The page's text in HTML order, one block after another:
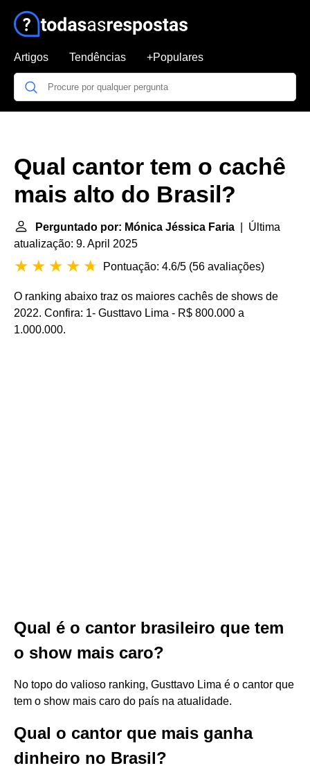
Artigos Tendências +Populares
Qual cantor tem o cachê
mais alto do Brasil?
Perguntado por: Mónica Jéssica Faria | Última
atualização: 9. April 2025
Pontuação: 4.6/5 (56 avaliações)
O ranking abaixo traz os maiores cachês de shows de
2022. Confira: 1- Gusttavo Lima - R$ 800.000 a
1.000.000.
Qual é o cantor brasileiro que tem
o show mais caro?
No topo do valioso ranking, Gusttavo Lima é o cantor que
tem o show mais caro do país na atualidade.
Qual o cantor que mais ganha
dinheiro no Brasil?